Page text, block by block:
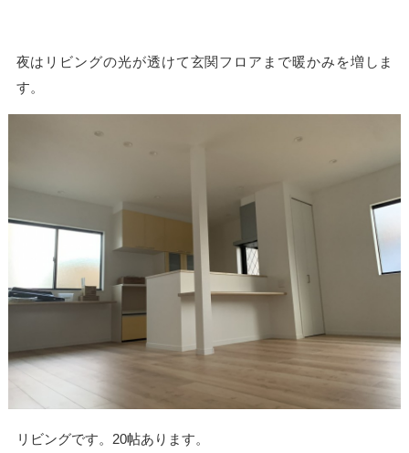
夜はリビングの光が透けて玄関フロアまで暖かみを増しま
す。
リビングです。20帖あります。